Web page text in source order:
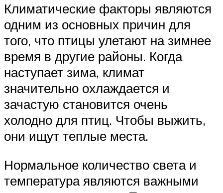
Климатические факторы являются
одним из основных причин для
того, что птицы улетают на зимнее
время в другие районы. Когда
наступает зима, климат
значительно охлаждается и
зачастую становится очень
холодно для птиц. Чтобы выжить,
они ищут теплые места.
Нормальное количество света и
температура являются важными